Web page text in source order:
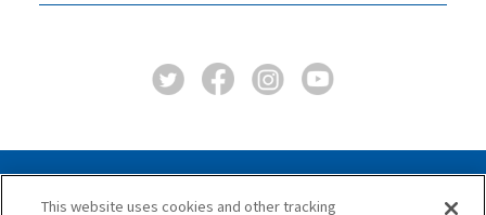
This website uses cookies and other tracking